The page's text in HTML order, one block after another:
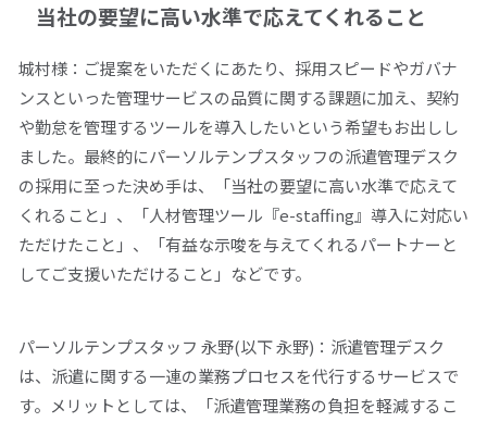
当社の要望に高い水準で応えてくれること
城村様：ご提案をいただくにあたり、採用スピードやガバナ
ンスといった管理サービスの品質に関する課題に加え、契約
や勤怠を管理するツールを導入したいという希望もお出しし
ました。最終的にパーソルテンプスタッフの派遣管理デスク
の採用に至った決め手は、「当社の要望に高い水準で応えて
くれること」、「人材管理ツール『e-staffing』導入に対応い
ただけたこと」、「有益な示唆を与えてくれるパートナーと
してご支援いただけること」などです。
パーソルテンプスタッフ 永野(以下 永野)：派遣管理デスク
は、派遣に関する一連の業務プロセスを代行するサービスで
す。メリットとしては、「派遣管理業務の負担を軽減するこ